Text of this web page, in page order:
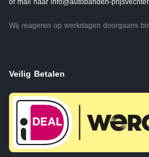
of mail naar info@autobanden-
Wij reageren op werkdagen doorgaans
Veilig Betalen